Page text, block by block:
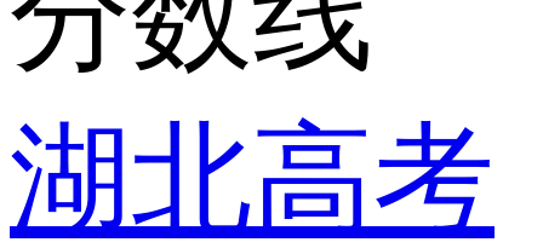
湖北高考